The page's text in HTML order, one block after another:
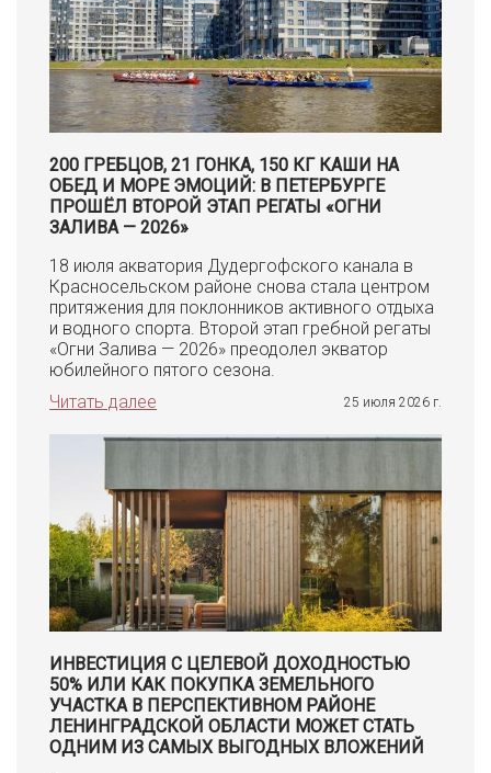
200 ГРЕБЦОВ, 21 ГОНКА, 150 КГ КАШИ НА
ОБЕД И МОРЕ ЭМОЦИЙ: В ПЕТЕРБУРГЕ
ПРОШЁЛ ВТОРОЙ ЭТАП РЕГАТЫ «ОГНИ
ЗАЛИВА — 2026»
18 июля акватория Дудергофского канала в
Красносельском районе снова стала центром
притяжения для поклонников активного отдыха
и водного спорта. Второй этап гребной регаты
«Огни Залива — 2026» преодолел экватор
юбилейного пятого сезона.
Читать далее
25 июля 2026 г.
ИНВЕСТИЦИЯ С ЦЕЛЕВОЙ ДОХОДНОСТЬЮ
50% ИЛИ КАК ПОКУПКА ЗЕМЕЛЬНОГО
УЧАСТКА В ПЕРСПЕКТИВНОМ РАЙОНЕ
ЛЕНИНГРАДСКОЙ ОБЛАСТИ МОЖЕТ СТАТЬ
ОДНИМ ИЗ САМЫХ ВЫГОДНЫХ ВЛОЖЕНИЙ